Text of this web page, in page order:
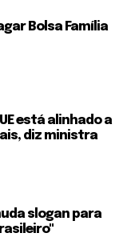
Bolsa Família
está alinhado a
diz ministra
slogan para